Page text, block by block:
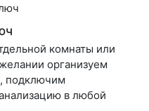
комнаты или
организуем
подключим
в любой